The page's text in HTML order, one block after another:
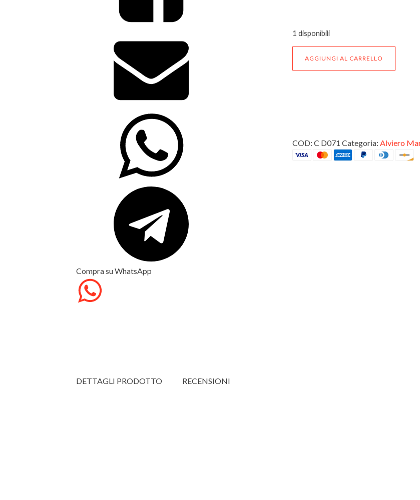
Compra su WhatsApp
1 disponibili
Borsa
quantità
AGGIUNGI AL CARRELLO
DETTAGLI PRODOTTO RECENSIONI